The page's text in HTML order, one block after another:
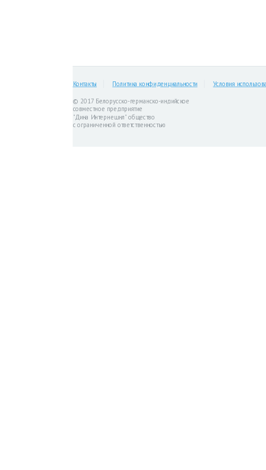
Контакты Политика конфиденциальности Условия
© 2017 Белорусско-германско-индийское
совместное предприятие
"Дина Интернешнл" общество
с ограниченной ответственностью